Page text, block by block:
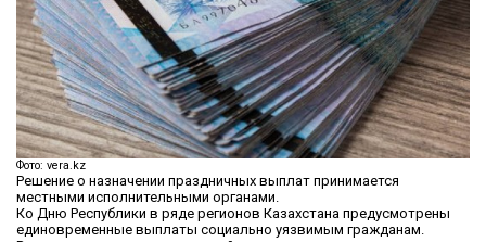
Фото: vera.kz
Решение о назначении праздничных выплат принимается
местными исполнительными органами.
Ко Дню Республики в ряде регионов Казахстана предусмотрены
единовременные выплаты социально уязвимым гражданам.